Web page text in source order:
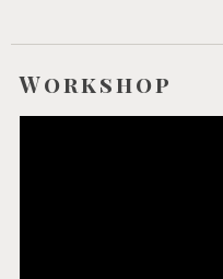
Workshop